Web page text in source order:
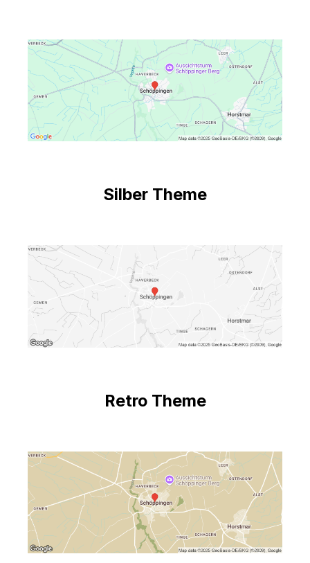
Silber Theme
Retro Theme